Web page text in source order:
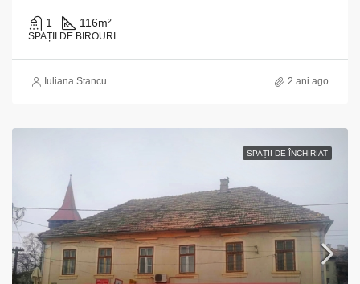
1 116m²
SPAȚII DE BIROURI
Iuliana Stancu 2 ani ago
SPAȚII DE ÎNCHIRIAT